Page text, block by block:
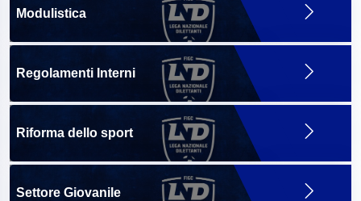
Modulistica
Regolamenti Interni
Riforma dello sport
Settore Giovanile